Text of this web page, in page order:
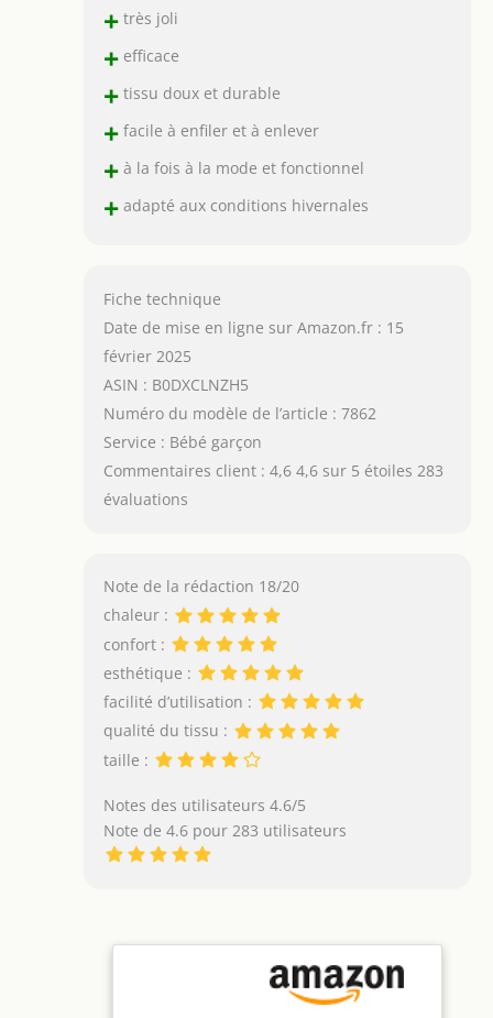
+très joli
+efficace
+tissu doux et durable
+facile à enfiler et à enlever
+à la fois à la mode et fonctionnel
+adapté aux conditions hivernales
Fiche technique
Date de mise en ligne sur Amazon.fr : 15
février 2025
ASIN : B0DXCLNZH5
Numéro du modèle de l’article : 7862
Service : Bébé garçon
Commentaires client : 4,6 4,6 sur 5 étoiles 283
évaluations
Note de la rédaction 18/20
chaleur :
confort :
esthétique :
facilité d’utilisation :
qualité du tissu :
taille :
Notes des utilisateurs 4.6/5
Note de 4.6 pour 283 utilisateurs